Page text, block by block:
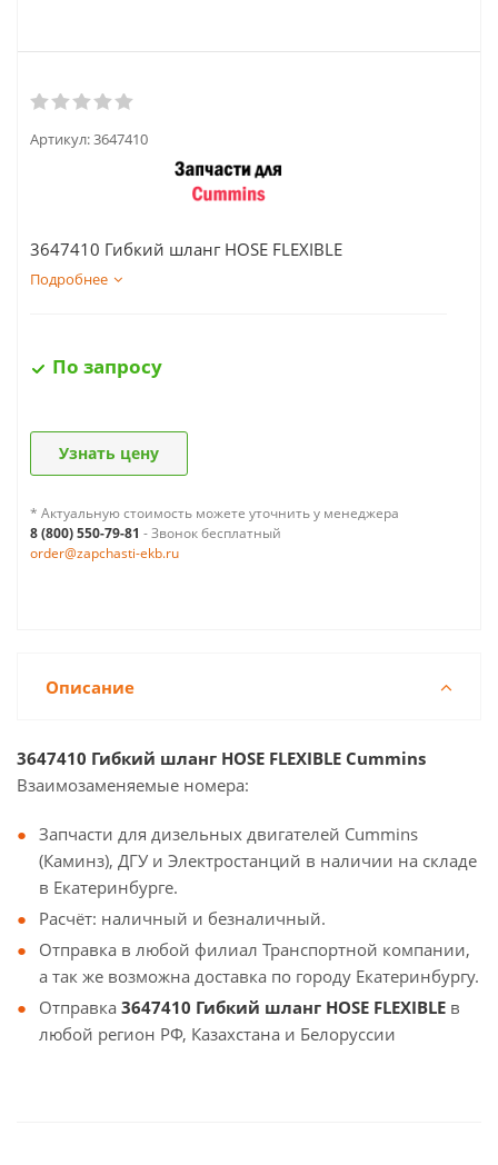
Артикул:3647410
3647410 Гибкий шланг HOSE FLEXIBLE
Подробнее
По запросу
Узнать цену
* Актуальную стоимость можете уточнить у менеджера
8 (800) 550-79-81 - Звонок бесплатный
order@zapchasti-ekb.ru
Описание
3647410 Гибкий шланг HOSE FLEXIBLE Cummins
Взаимозаменяемые номера:
Запчасти для дизельных двигателей Cummins
(Каминз), ДГУ и Электростанций в наличии на складе
в Екатеринбурге.
Расчёт: наличный и безналичный.
Отправка в любой филиал Транспортной компании,
а так же возможна доставка по городу Екатеринбургу.
Отправка 3647410 Гибкий шланг HOSE FLEXIBLE в
любой регион РФ, Казахстана и Белоруссии